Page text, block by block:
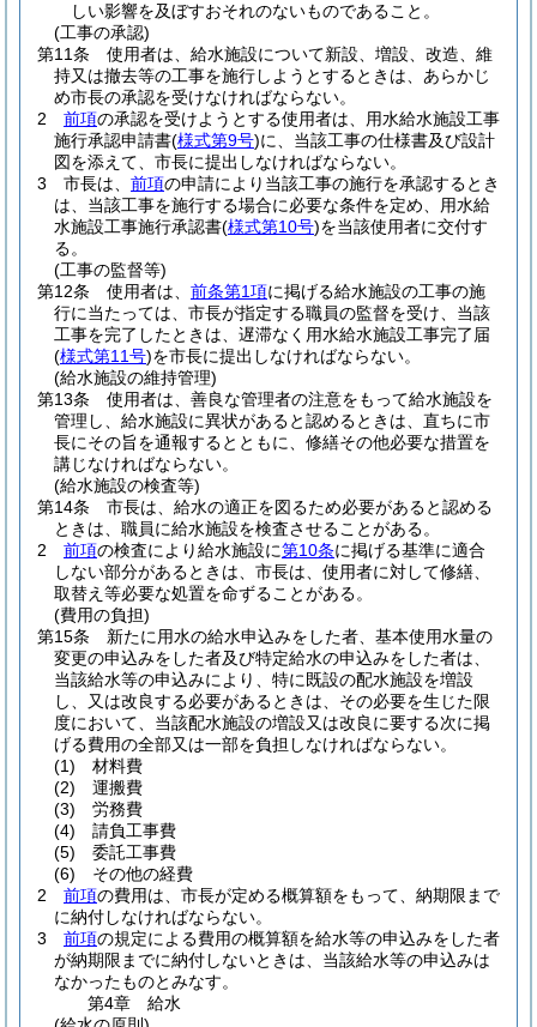
しい影響を及ぼすおそれのないものであること。
(工事の承認)
第11条
使用者は、給水施設について新設、増設、改造、維
持又は撤去等の工事を施行しようとするときは、あらかじ
め市長の承認を受けなければならない。
2
前項の承認を受けようとする使用者は、用水給水施設工事
施行承認申請書(様式第9号)に、当該工事の仕様書及び設計
図を添えて、市長に提出しなければならない。
3
市長は、 前項の申請により当該工事の施行を承認するとき
は、当該工事を施行する場合に必要な条件を定め、用水給
水施設工事施行承認書(様式第10号)を当該使用者に交付す
る。
(工事の監督等)
第12条
使用者は、 前条第1項に掲げる給水施設の工事の施
行に当たっては、市長が指定する職員の監督を受け、当該
工事を完了したときは、遅滞なく用水給水施設工事完了届
(様式第11号)を市長に提出しなければならない。
(給水施設の維持管理)
第13条
使用者は、善良な管理者の注意をもって給水施設を
管理し、給水施設に異状があると認めるときは、直ちに市
長にその旨を通報するとともに、修繕その他必要な措置を
講じなければならない。
(給水施設の検査等)
第14条
市長は、給水の適正を図るため必要があると認める
ときは、職員に給水施設を検査させることがある。
2
前項の検査により給水施設に第10条に掲げる基準に適合
しない部分があるときは、市長は、使用者に対して修繕、
取替え等必要な処置を命ずることがある。
(費用の負担)
第15条
新たに用水の給水申込みをした者、基本使用水量の
変更の申込みをした者及び特定給水の申込みをした者は、
当該給水等の申込みにより、特に既設の配水施設を増設
し、又は改良する必要があるときは、その必要を生じた限
度において、当該配水施設の増設又は改良に要する次に掲
げる費用の全部又は一部を負担しなければならない。
(1)
材料費
(2)
運搬費
(3)
労務費
(4)
請負工事費
(5)
委託工事費
(6)
その他の経費
2
前項の費用は、市長が定める概算額をもって、納期限まで
に納付しなければならない。
3
前項の規定による費用の概算額を給水等の申込みをした者
が納期限までに納付しないときは、当該給水等の申込みは
なかったものとみなす。
第4章
給水